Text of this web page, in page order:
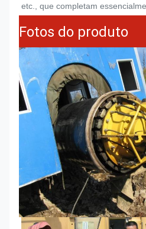
etc., que completam
Fotos do produto